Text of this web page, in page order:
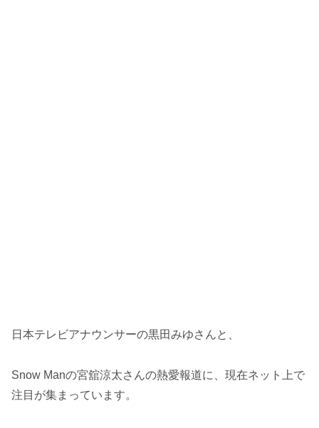
日本テレビアナウンサーの黒田みゆさんと、
Snow Manの宮舘涼太さんの熱愛報道に、現在ネット上で
注目が集まっています。